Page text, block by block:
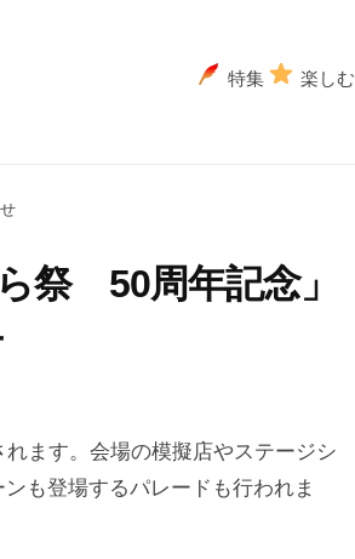
特集 楽しむ
祭 50周年記念」
ます。会場の模擬店やステージシ
も登場するパレードも行われま